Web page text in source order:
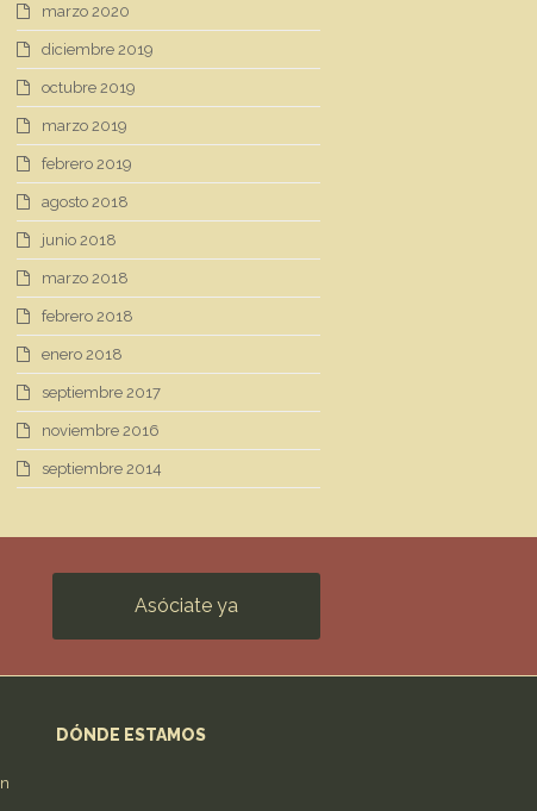
marzo 2020
diciembre 2019
octubre 2019
marzo 2019
febrero 2019
agosto 2018
junio 2018
marzo 2018
febrero 2018
enero 2018
septiembre 2017
noviembre 2016
septiembre 2014
Asóciate ya
DÓNDE ESTAMOS